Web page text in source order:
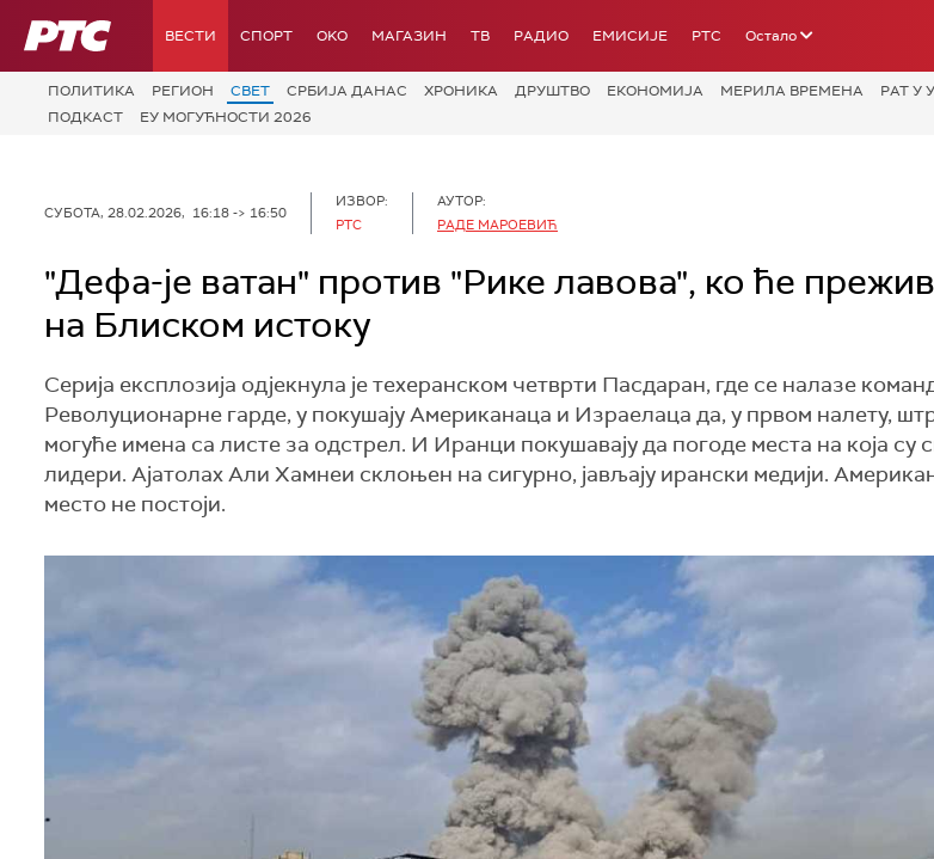
РТС ВЕСТИ СПОРТ OKO МАГАЗИН ТВ РАДИО ЕМИСИЈЕ РТС Остало
ПОЛИТИКА РЕГИОН СВЕТ СРБИЈА ДАНАС ХРОНИКА ДРУШТВО ЕКОНОМИЈА МЕРИЛА ВРЕМЕНА РАТ У
ПОДКАСТ
ЕУ МОГУЋНОСТИ 2026
СУБОТА, 28.02.2026, 16:18 -> 16:50
ИЗВОР:
РТС
АУТОР:
РАДЕ МАРОЕВИЋ
"Дефа-је ватан" против "Рике лавова", ко ће
на Блиском истоку
Серија експлозија одјекнула је техеранском четврти Пасдаран, где се налазе
Револуционарне гарде, у покушају Американаца и Израелаца да, у првом налету,
могуће имена са листе за одстрел. И Иранци покушавају да погоде места на која
лидери. Ајатолах Али Хамнеи склоњен на сигурно, јављају ирански медији.
место не постоји.